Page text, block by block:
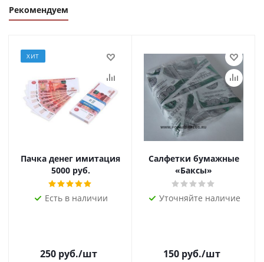
Рекомендуем
ХИТ
Пачка денег имитация
5000 руб.
Есть в наличии
250руб./шт
Салфетки бумажные
«Баксы»
Уточняйте наличие
150руб./шт